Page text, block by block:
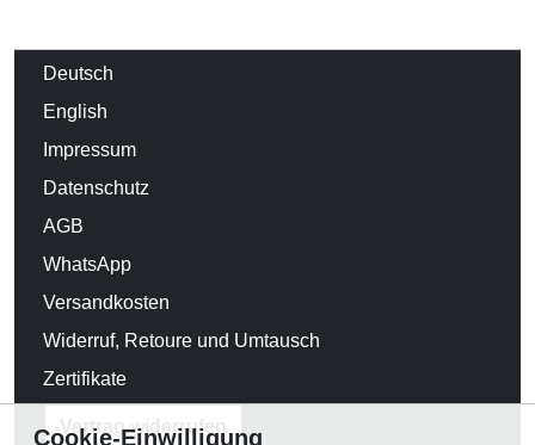
Deutsch
English
Impressum
Datenschutz
AGB
WhatsApp
Versandkosten
Widerruf, Retoure und Umtausch
Zertifikate
Vertrag widerrufen
Cookie-Einwilligung